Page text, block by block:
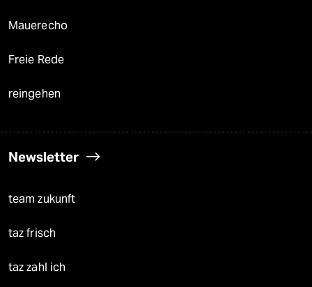
Mauerecho
Freie Rede
reingehen
Newsletter
team zukunft
taz frisch
taz zahl ich